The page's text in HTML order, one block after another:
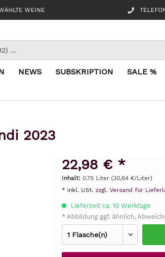
WEINE
NEWS SUBSKRIPTION SALE %
2023
22,98 € *
Inhalt: 0.75 Liter (30,64 €/Liter)
* inkl. USt. zzgl. Versand für
Lieferzeit ca. 10 Werktage
* Abbildung ggf. ähnlich,